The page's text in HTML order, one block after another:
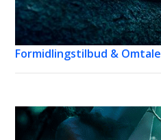
Formidlingstilbud & Omtale